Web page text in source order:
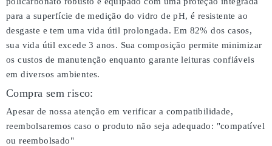
para a superfície de medição do vidro de pH, é resistente ao
desgaste e tem uma vida útil prolongada. Em 82% dos casos,
sua vida útil excede 3 anos. Sua composição permite minimizar
os custos de manutenção enquanto garante leituras confiáveis
em diversos ambientes.
Compra sem risco:
Apesar de nossa atenção em verificar a compatibilidade,
reembolsaremos caso o produto não seja adequado: "compatível
ou reembolsado"